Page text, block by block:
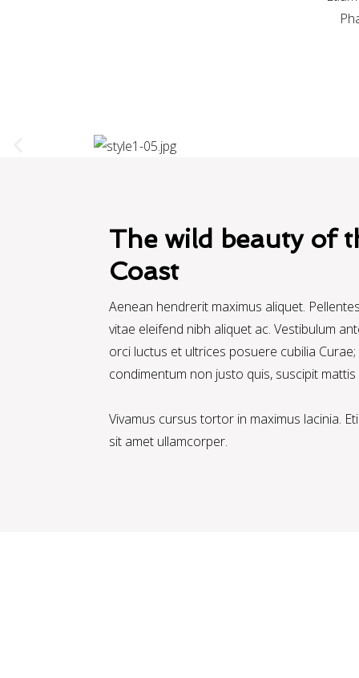
The wild beauty of
Coast
Aenean hendrerit maximus aliquet.
vitae eleifend nibh aliquet ac. Vestibulum
orci luctus et ultrices posuere cubilia
condimentum non justo quis, suscipit mattis
Vivamus cursus tortor in maximus lacinia.
sit amet ullamcorper.